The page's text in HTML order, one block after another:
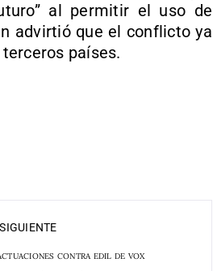
al permitir el uso de
advirtió que el conflicto ya
países.
CONTRA EDIL DE VOX